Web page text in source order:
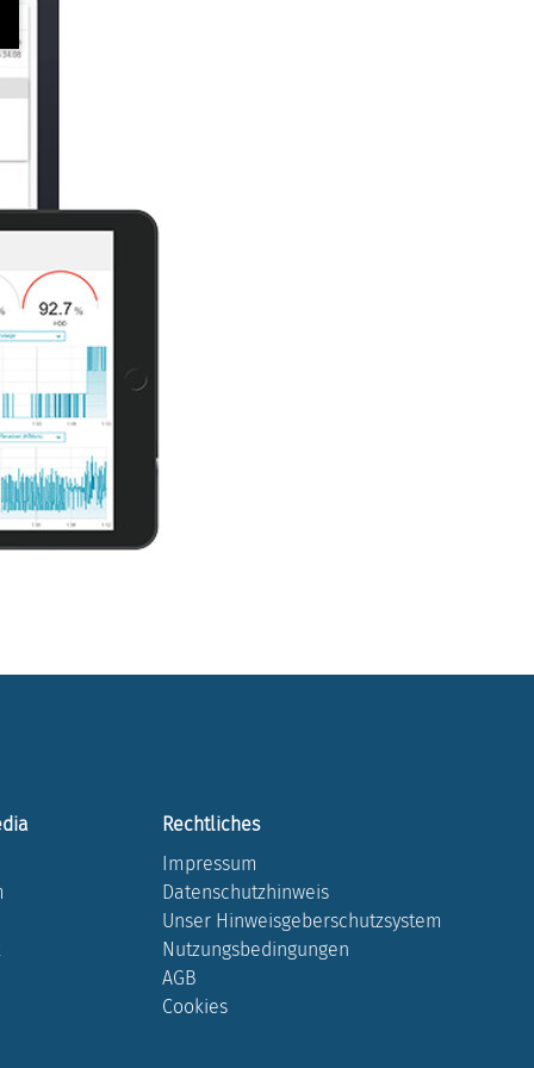
Rechtliches
Impressum
Datenschutzhinweis
Unser Hinweisgeberschutzsystem
Nutzungsbedingungen
AGB
Cookies